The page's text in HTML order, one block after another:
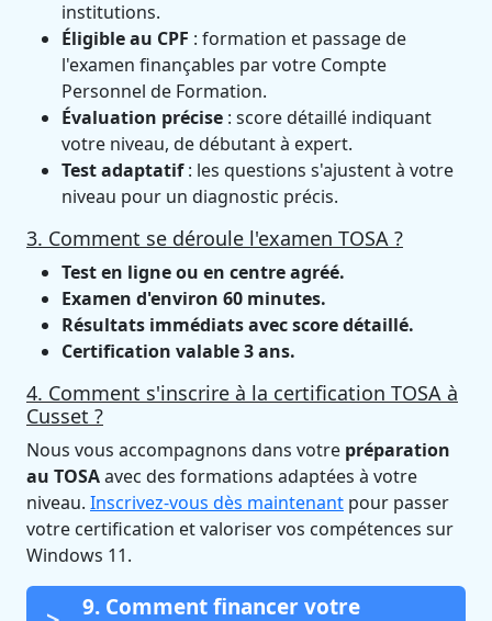
institutions.
Éligible au CPF : formation et passage de
l'examen finançables par votre Compte
Personnel de Formation.
Évaluation précise : score détaillé indiquant
votre niveau, de débutant à expert.
Test adaptatif: les questions s'ajustent à votre
niveau pour un diagnostic précis.
3. Comment se déroule l'examen TOSA ?
Test en ligne ou en centre agréé.
Examen d'environ 60 minutes.
Résultats immédiats avec score détaillé.
Certification valable 3 ans.
4. Comment s'inscrire à la certification TOSA à
Cusset ?
Nous vous accompagnons dans votre préparation
au TOSAavec des formations adaptées à votre
niveau. Inscrivez-vous dès maintenant pour passer
votre certification et valoriser vos compétences sur
Windows 11.
9. Comment financer votre